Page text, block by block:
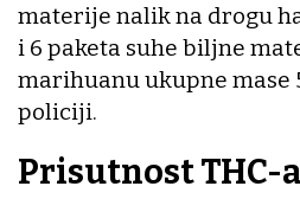
materije nalik na drogu
i 6 paketa suhe biljne
marihuanu ukupne mase
policiji.
Prisutnost THC-a